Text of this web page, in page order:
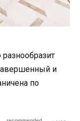
разнообразит
и
по